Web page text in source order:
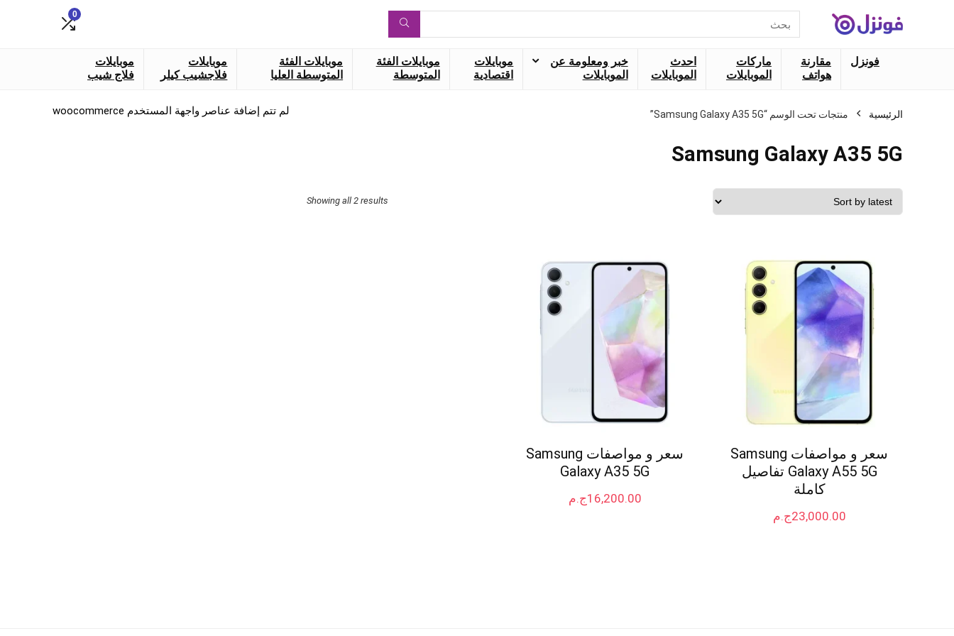
عن:
0
فونزل
مقارنة
هواتف
ماركات
الموبايلات
احدث
الموبايلات
خبر ومعلومة عن
الموبايلات
موبايلات
اقتصادية
موبايلات الفئة
المتوسطة
موبايلات الفئة
المتوسطة العليا
موبايلات
فلاجشيب كيلر
موبايلات
فلاج شيب
الرئيسية منتجات تحت الوسم “Samsung Galaxy A35 5G”
Samsung Galaxy A35 5G
Showing all 2 results
Sorted
سعر و مواصفات Samsung
Galaxy A55 5G تفاصيل
كاملة
ج.م23,000.00
سعر و مواصفات Samsung
Galaxy A35 5G
ج.م16,200.00
لم تتم إضافة عناصر واجهة المستخدم woocommerce